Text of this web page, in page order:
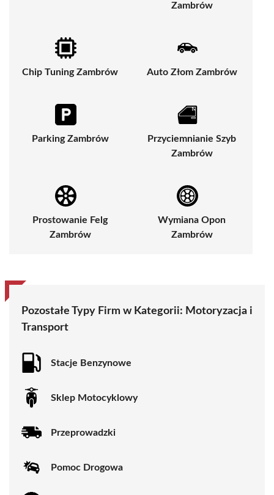
Zambrów
Chip Tuning Zambrów Auto Złom Zambrów
Parking Zambrów
Przyciemnianie Szyb
Zambrów
Prostowanie Felg
Zambrów
Wymiana Opon
Zambrów
Pozostałe Typy Firm w Kategorii: Motoryzacja i
Transport
Stacje Benzynowe
Sklep Motocyklowy
Przeprowadzki
Pomoc Drogowa